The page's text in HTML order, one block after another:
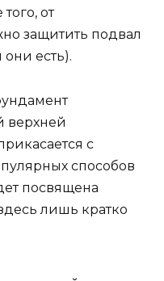
от
защитить подвал
есть).
верхней
с
способов
посвящена
лишь кратко